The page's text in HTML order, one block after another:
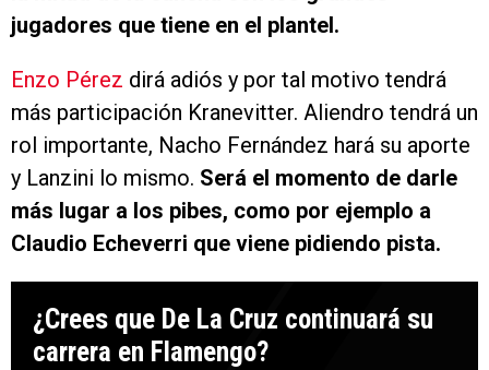
jugadores que tiene en el plantel.
Enzo Pérez dirá adiós y por tal motivo tendrá
más participación Kranevitter. Aliendro tendrá un
rol importante, Nacho Fernández hará su aporte
y Lanzini lo mismo. Será el momento de darle
más lugar a los pibes, como por ejemplo a
Claudio Echeverri que viene pidiendo pista.
¿Crees que De La Cruz continuará su
carrera en Flamengo?